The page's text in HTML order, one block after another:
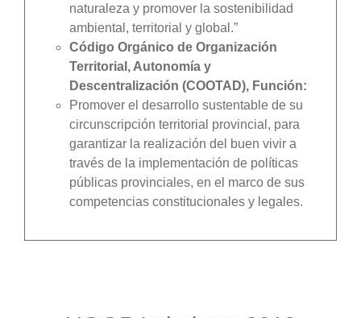
naturaleza y promover la sostenibilidad
ambiental, territorial y global.”
Código Orgánico de Organización
Territorial, Autonomía y
Descentralización (COOTAD), Función:
Promover el desarrollo sustentable de su
circunscripción territorial provincial, para
garantizar la realización del buen vivir a
través de la implementación de políticas
públicas provinciales, en el marco de sus
competencias constitucionales y legales.